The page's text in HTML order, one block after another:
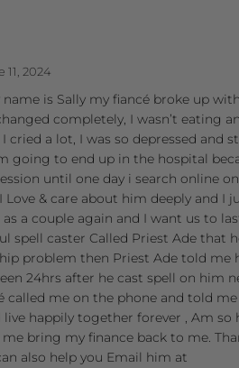
2024
name is Sally my fiancé broke up
completely, I wasn’t eating
I cried a lot, I was so depressed and
going to end up in the hospital
until one day i search online
Love & care about him deeply and I
a couple again and I want us to
spell caster Called Priest Ade that
problem then Priest Ade told me
24hrs after he cast spell on him
called me on the phone and told
live happily together forever , Am
me bring my finance back to me.
also help you Email him at